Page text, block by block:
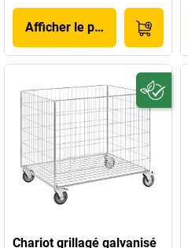
Afficher le produit
Chariot grillagé galvanisé